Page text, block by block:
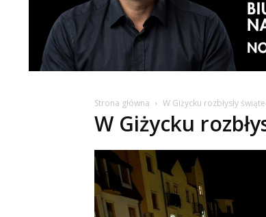
Strona główna W Giżycku rozbłysły
W Giżycku